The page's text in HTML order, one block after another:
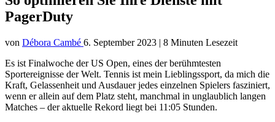
PagerDuty
von Débora Cambé 6. September 2023 | 8 Minuten Lesezeit
Es ist Finalwoche der US Open, eines der berühmtesten
Sportereignisse der Welt. Tennis ist mein Lieblingssport, da mich die
Kraft, Gelassenheit und Ausdauer jedes einzelnen Spielers fasziniert,
wenn er allein auf dem Platz steht, manchmal in unglaublich langen
Matches – der aktuelle Rekord liegt bei 11:05 Stunden.